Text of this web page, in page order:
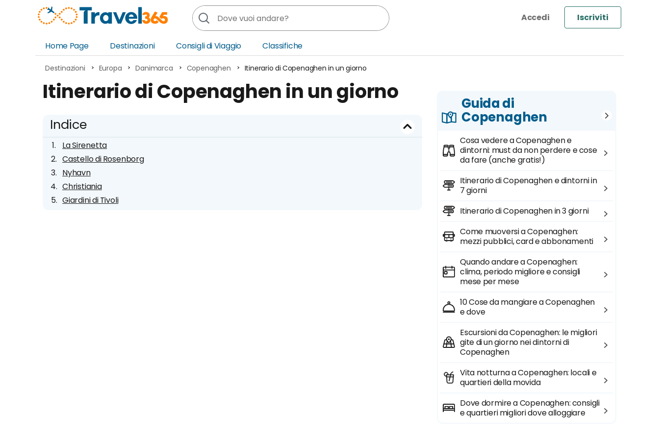
Iscriviti
Home Page
Destinazioni
Europa
Nord America
America Centrale
Consigli di Viaggio Classifiche
Destinazioni Europa Danimarca Copenaghen Itinerario di Copenaghen in un giorno
Itinerario di Copenaghen in un giorno
Indice
La Sirenetta
Castello di Rosenborg
Nyhavn
Christiania
Giardini di Tivoli
Guida di
Copenaghen
Cosa vedere a Copenaghen e
dintorni: must da non perdere e cose
da fare (anche gratis!)
Itinerario di Copenaghen e dintorni in
7 giorni
Itinerario di Copenaghen in 3 giorni
Come muoversi a Copenaghen:
mezzi pubblici, card e abbonamenti
Quando andare a Copenaghen:
clima, periodo migliore e consigli
mese per mese
10 Cose da mangiare a Copenaghen
e dove
Escursioni da Copenaghen: le migliori
gite di un giorno nei dintorni di
Copenaghen
Vita notturna a Copenaghen: locali e
quartieri della movida
Dove dormire a Copenaghen: consigli
e quartieri migliori dove alloggiare